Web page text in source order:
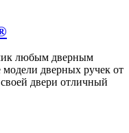
любым дверным
дверных ручек от
двери отличный